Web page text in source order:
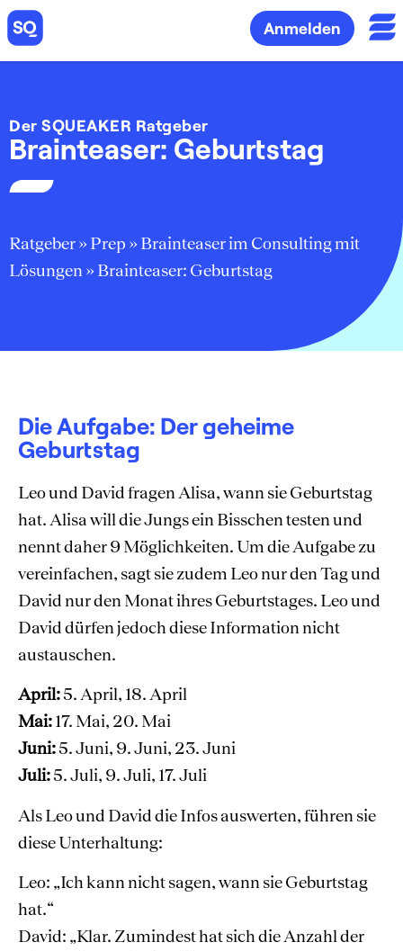
Anmelden
Der SQUEAKER Ratgeber
Brainteaser: Geburtstag
Ratgeber»Prep »Brainteaser im Consulting mit
Lösungen »Brainteaser: Geburtstag
Die Aufgabe: Der geheime
Geburtstag
Leo und David fragen Alisa, wann sie Geburtstag
hat. Alisa will die Jungs ein Bisschen testen und
nennt daher 9 Möglichkeiten. Um die Aufgabe zu
vereinfachen, sagt sie zudem Leo nur den Tag und
David nur den Monat ihres Geburtstages. Leo und
David dürfen jedoch diese Information nicht
austauschen.
April:5. April, 18. April
Mai:17. Mai, 20. Mai
Juni:5. Juni, 9. Juni, 23. Juni
Juli:5. Juli, 9. Juli, 17. Juli
Als Leo und David die Infos auswerten, führen sie
diese Unterhaltung:
Leo: „Ich kann nicht sagen, wann sie Geburtstag
hat.“
David: „Klar. Zumindest hat sich die Anzahl der